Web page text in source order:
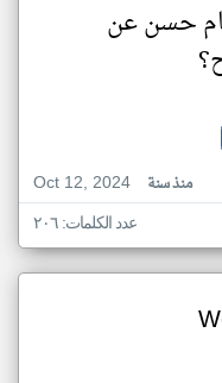
حسن عن
Oct 12, 2024
منذ سنة
عدد الكلمات: ٢٠٦